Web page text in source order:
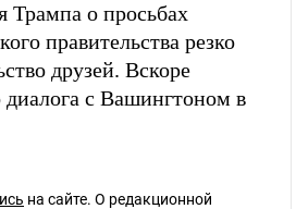
Трампа о просьбах
правительства резко
друзей. Вскоре
диалога с Вашингтоном в
на сайте. О редакционной